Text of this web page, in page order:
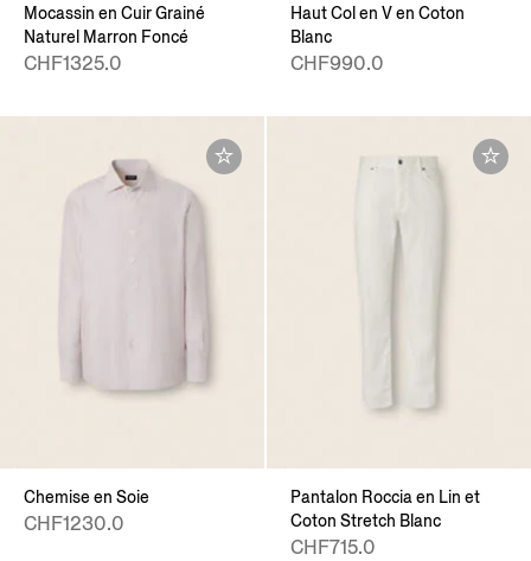
Mocassin en Cuir Grainé
Naturel Marron Foncé
CHF1325.0
Haut Col en V en Coton
Blanc
CHF990.0
Chemise en Soie
CHF1230.0
Pantalon Roccia en Lin et
Coton Stretch Blanc
CHF715.0